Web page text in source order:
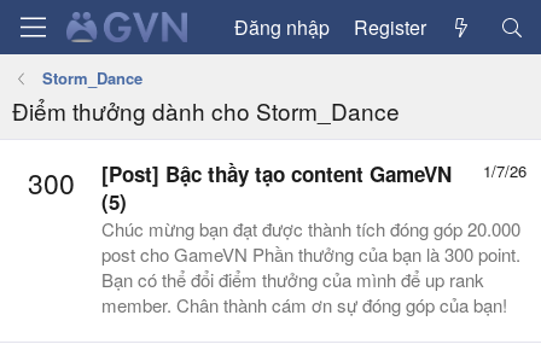
Đăng nhập Register
Storm_Dance
Điểm thưởng dành cho Storm_Dance
300 1/7/26
[Post] Bậc thầy tạo content GameVN
(5)
Chúc mừng bạn đạt được thành tích đóng góp 20.000
post cho GameVN Phần thưởng của bạn là 300 point.
Bạn có thể đổi điểm thưởng của mình để up rank
member. Chân thành cám ơn sự đóng góp của bạn!